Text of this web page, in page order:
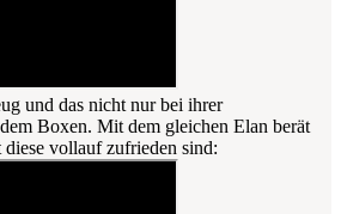
und das nicht nur bei ihrer
Boxen. Mit dem gleichen Elan berät
vollauf zufrieden sind: